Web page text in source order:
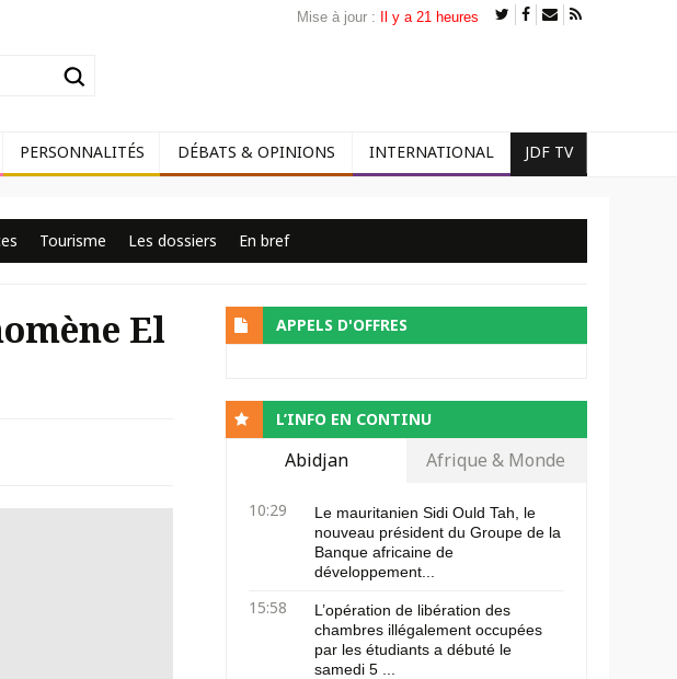
Mise à jour : Il y a 21 heures
PERSONNALITÉS DÉBATS & OPINIONS INTERNATIONAL JDF TV
Tourisme Les dossiers En bref
El
APPELS D'OFFRES
L’INFO EN CONTINU
Abidjan Afrique & Monde
10:29
Le mauritanien Sidi Ould Tah, le
nouveau président du Groupe de la
Banque africaine de
développement...
15:58
L’opération de libération des
chambres illégalement occupées
par les étudiants a débuté le
samedi 5 ...